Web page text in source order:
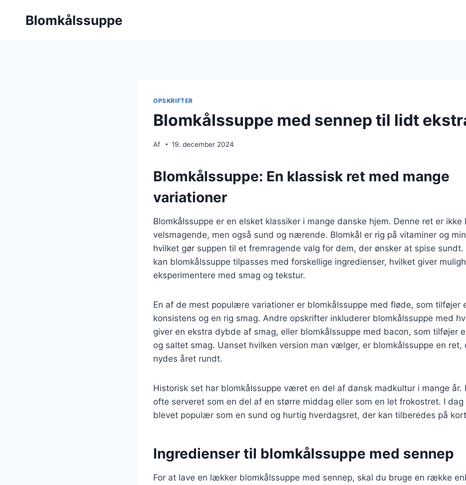
Blomkålssuppe
OPSKRIFTER
Blomkålssuppe med sennep til lidt
Af 19. december 2024
Blomkålssuppe: En klassisk ret med mange
variationer
Blomkålssuppe er en elsket klassiker i mange danske hjem. Denne ret er ikke
velsmagende, men også sund og nærende. Blomkål er rig på vitaminer og
hvilket gør suppen til et fremragende valg for dem, der ønsker at spise sundt.
kan blomkålssuppe tilpasses med forskellige ingredienser, hvilket giver
eksperimentere med smag og tekstur.
En af de mest populære variationer er blomkålssuppe med fløde, som tilføjer
konsistens og en rig smag. Andre opskrifter inkluderer blomkålssuppe med
giver en ekstra dybde af smag, eller blomkålssuppe med bacon, som tilføjer
og saltet smag. Uanset hvilken version man vælger, er blomkålssuppe en ret,
nydes året rundt.
Historisk set har blomkålssuppe været en del af dansk madkultur i mange år.
ofte serveret som en del af en større middag eller som en let frokostret. I dag
blevet populær som en sund og hurtig hverdagsret, der kan tilberedes på
Ingredienser til blomkålssuppe med sennep
For at lave en lækker blomkålssuppe med sennep, skal du bruge en række